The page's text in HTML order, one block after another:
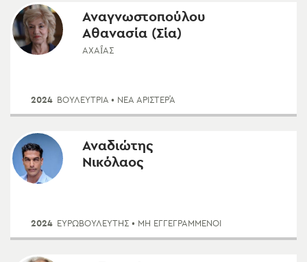
Αναγνωστοπούλου
Αθανασία (Σία)
ΑΧΑΪ́ΑΣ
2024 ΒΟΥΛΕΥΤΡΙΑ • ΝΈΑ ΑΡΙΣΤΕΡΆ
Αναδιώτης
Νικόλαος
2024 ΕΥΡΩΒΟΥΛΕΥΤΗΣ • ΜΗ ΕΓΓΕΓΡΑΜΜΈΝΟΙ